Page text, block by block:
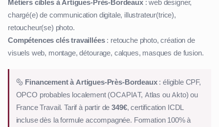
Métiers cibles à Artigues-Près-Bordeaux: web designer,
chargé(e) de communication digitale, illustrateur(trice),
retoucheur(se) photo.
Compétences clés travaillées: retouche photo, création de
visuels web, montage, détourage, calques, masques de fusion.
Financement à Artigues-Près-Bordeaux: éligible CPF,
OPCO probables localement (OCAPIAT, Atlas ou Akto) ou
France Travail. Tarif à partir de349€, certification ICDL
incluse dès la formule accompagnée. Formation 100% à